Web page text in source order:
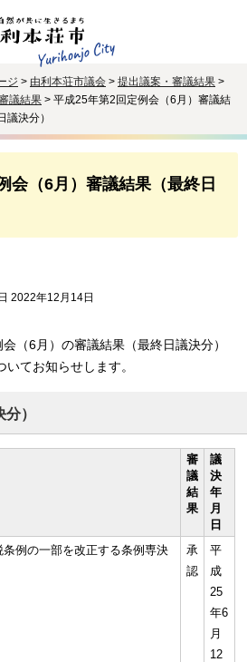
ジ > 由利本荘市議会 > 提出議案・審議結果 >
議結果 > 平成25年第2回定例会（6月）審議結
議決分）
会（6月）審議結果（最終日
2022年12月14日
（6月）の審議結果（最終日議決分）
てお知らせします。
）
審
議
結
果
議
決
年
月
日
条例の一部を改正する条例専決
承
認
平
成
25
年6
月
12